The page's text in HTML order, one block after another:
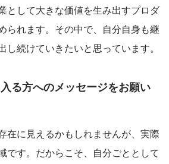
として大きな価値を生み出すプロダ
られます。その中で、自分自身も継
し続けていきたいと思っています。
る方へのメッセージをお願い
在に見えるかもしれませんが、実際
です。だからこそ、自分ごととして